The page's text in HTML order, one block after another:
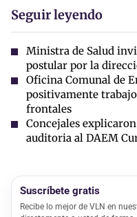
Seguir leyendo
Ministra de Salud
postular por la
Oficina Comunal de
positivamente
frontales
Concejales
auditoria al DAEM
Suscríbete gratis
Recibe lo mejor de VLN en